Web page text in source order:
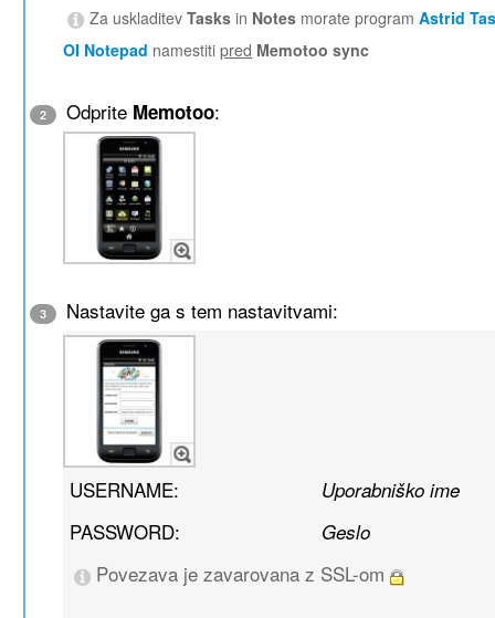
Za uskladitevTasks in Notes morate programAstrid
OI Notepad namestitipred Memotoo sync
2 Odprite Memotoo:
3 Nastavite ga s tem nastavitvami:
USERNAME: Uporabniško ime
PASSWORD: Geslo
Povezava je zavarovana z SSL-om